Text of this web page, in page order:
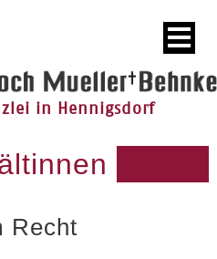
in Hennigsdorf
Recht